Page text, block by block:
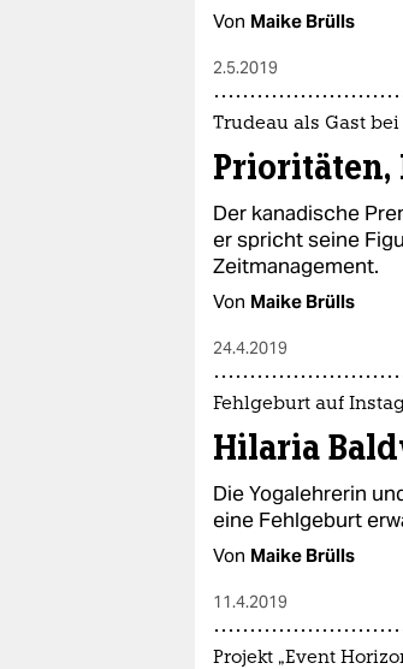
Von Maike Brülls
2.5.2019
Trudeau als Gast
Prioritäten,
Der kanadische
er spricht seine
Zeitmanagement.
Von Maike Brülls
24.4.2019
Fehlgeburt auf
Hilaria
Die Yogalehrerin
eine Fehlgeburt
Von Maike Brülls
11.4.2019
Projekt „Event